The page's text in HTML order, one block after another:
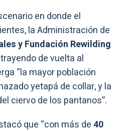
en donde el
la Administración de
y Fundación Rewilding
de vuelta al
“la mayor población
yetapá de collar, y la
ciervo de los pantanos”.
que “con más de40